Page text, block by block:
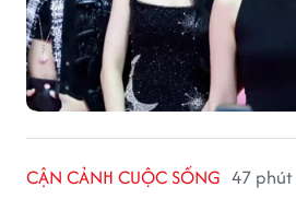
CẬN CẢNH CUỘC SỐNG 47